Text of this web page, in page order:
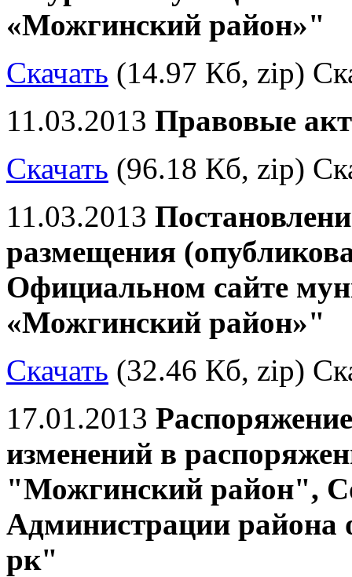
«Можгинский район»"
Скачать (14.97 Кб, zip)
11.03.2013 Правовые
Скачать (96.18 Кб, zip)
11.03.2013
размещения
Официальном сайте
«Можгинский район»"
Скачать (32.46 Кб, zip)
17.01.2013
изменений в
"Можгинский район",
Администрации района
рк"